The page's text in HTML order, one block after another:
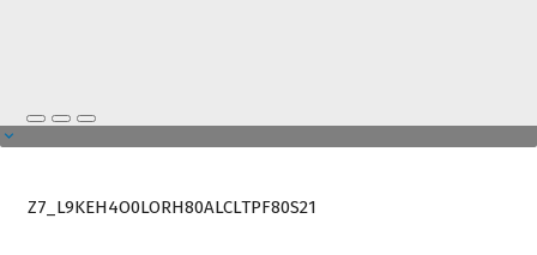
Z7_L9KEH4O0LORH80ALCLTPF80S21